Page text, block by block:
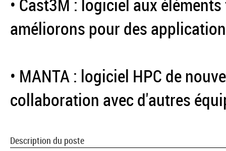
• Cast3M : logiciel aux
améliorons pour des
• MANTA : logiciel HPC de
collaboration avec d'autres
Description du poste